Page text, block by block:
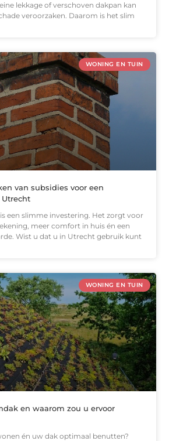
lekkage of verschoven dakpan kan
veroorzaken. Daarom is het slim
WONING EN TUIN
van subsidies voor een
een slimme investering. Het zorgt voor
meer comfort in huis én een
Wist u dat u in Utrecht gebruik kunt
WONING EN TUIN
en waarom zou u ervoor
én uw dak optimaal benutten?